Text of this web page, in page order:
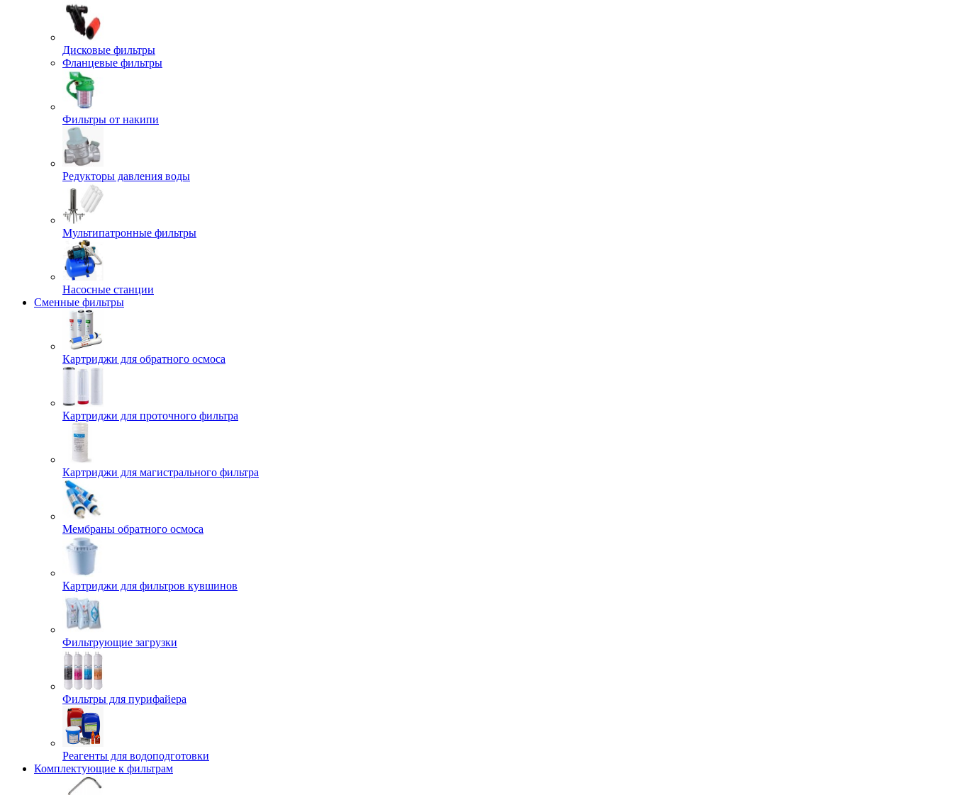
Дисковые фильтры
Фланцевые фильтры
Фильтры от накипи
Редукторы давления воды
Мультипатронные фильтры
Насосные станции
Сменные фильтры
Картриджи для обратного осмоса
Картриджи для проточного фильтра
Картриджи для магистрального фильтра
Мембраны обратного осмоса
Картриджи для фильтров кувшинов
Фильтрующие загрузки
Фильтры для пурифайера
Реагенты для водоподготовки
Комплектующие к фильтрам